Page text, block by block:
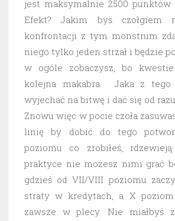
jest maksymalnie 2500 punktów
Efekt? Jakim byś czołgiem
konfrontacji z tym monstrum
niego tylko jeden strzał i będzie
w ogóle zobaczysz, bo
kolejna makabra. Jaka z tego
wyjechać na bitwę i dać się od
Znowu więc w pocie czoła
linię by dobić do tego
poziomu co zrobiłeś,
praktyce nie możesz nimi grać
gdzieś od VII/VIII poziomu
straty w kredytach, a X
zawsze w plecy. Nie miałbyś